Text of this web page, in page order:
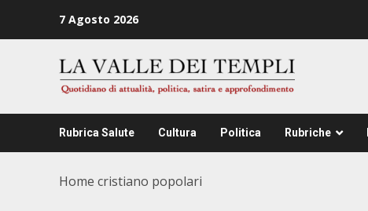
7 Agosto 2026
Rubrica Salute Cultura Politica Rubriche
Home cristiano popolari